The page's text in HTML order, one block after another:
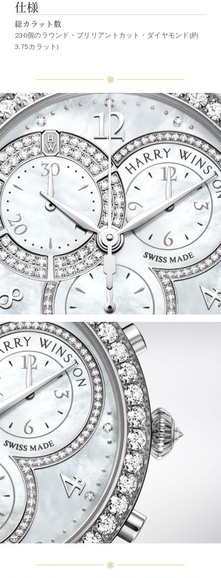
仕様
総カラット数
236個のラウンド・ブリリアントカット・ダイヤモンド(約
3.75カラット)